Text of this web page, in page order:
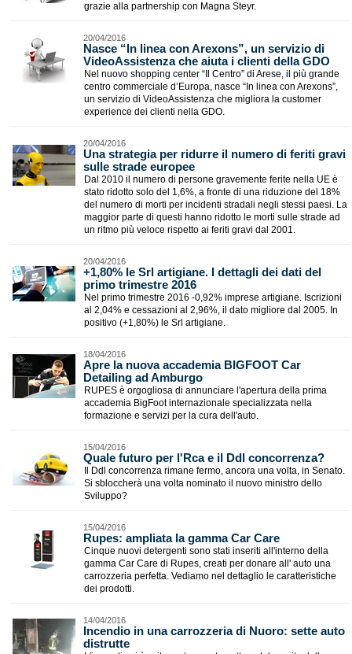
grazie alla partnership con Magna Steyr.
20/04/2016
Nasce “In linea con Arexons”, un servizio di
VideoAssistenza che aiuta i clienti della GDO
Nel nuovo shopping center “Il Centro” di Arese, il più grande
centro commerciale d’Europa, nasce “In linea con Arexons”,
un servizio di VideoAssistenza che migliora la customer
experience dei clienti nella GDO.
20/04/2016
Una strategia per ridurre il numero di feriti gravi
sulle strade europee
Dal 2010 il numero di persone gravemente ferite nella UE è
stato ridotto solo del 1,6%, a fronte di una riduzione del 18%
del numero di morti per incidenti stradali negli stessi paesi. La
maggior parte di questi hanno ridotto le morti sulle strade ad
un ritmo più veloce rispetto ai feriti gravi dal 2001.
20/04/2016
+1,80% le Srl artigiane. I dettagli dei dati del
primo trimestre 2016
Nel primo trimestre 2016 -0,92% imprese artigiane. Iscrizioni
al 2,04% e cessazioni al 2,96%, il dato migliore dal 2005. In
positivo (+1,80%) le Srl artigiane.
18/04/2016
Apre la nuova accademia BIGFOOT Car
Detailing ad Amburgo
RUPES è orgogliosa di annunciare l'apertura della prima
accademia BigFoot internazionale specializzata nella
formazione e servizi per la cura dell'auto.
15/04/2016
Quale futuro per l'Rca e il Ddl concorrenza?
Il Ddl concorrenza rimane fermo, ancora una volta, in Senato.
Si sbloccherà una volta nominato il nuovo ministro dello
Sviluppo?
15/04/2016
Rupes: ampliata la gamma Car Care
Cinque nuovi detergenti sono stati inseriti all'interno della
gamma Car Care di Rupes, creati per donare all' auto una
carrozzeria perfetta. Vediamo nel dettaglio le caratteristiche
dei prodotti.
14/04/2016
Incendio in una carrozzeria di Nuoro: sette auto
distrutte